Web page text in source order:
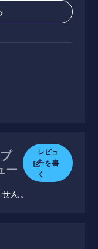
ー
レビュ
ーを書
く
ん。